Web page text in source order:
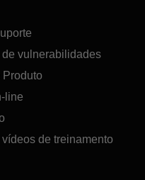
de vulnerabilidades
Produto
line
de treinamento